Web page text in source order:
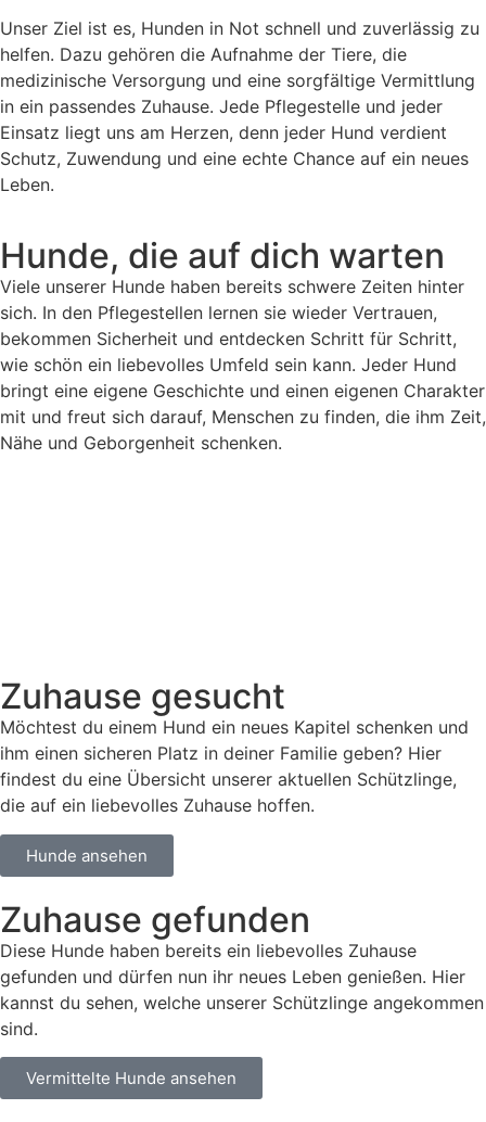
Unser Ziel ist es, Hunden in Not schnell und zuverlässig zu
helfen. Dazu gehören die Aufnahme der Tiere, die
medizinische Versorgung und eine sorgfältige Vermittlung
in ein passendes Zuhause. Jede Pflegestelle und jeder
Einsatz liegt uns am Herzen, denn jeder Hund verdient
Schutz, Zuwendung und eine echte Chance auf ein neues
Leben.
Hunde, die auf dich warten
Viele unserer Hunde haben bereits schwere Zeiten hinter
sich. In den Pflegestellen lernen sie wieder Vertrauen,
bekommen Sicherheit und entdecken Schritt für Schritt,
wie schön ein liebevolles Umfeld sein kann. Jeder Hund
bringt eine eigene Geschichte und einen eigenen Charakter
mit und freut sich darauf, Menschen zu finden, die ihm Zeit,
Nähe und Geborgenheit schenken.
Zuhause gesucht
Möchtest du einem Hund ein neues Kapitel schenken und
ihm einen sicheren Platz in deiner Familie geben? Hier
findest du eine Übersicht unserer aktuellen Schützlinge,
die auf ein liebevolles Zuhause hoffen.
Hunde ansehen
Zuhause gefunden
Diese Hunde haben bereits ein liebevolles Zuhause
gefunden und dürfen nun ihr neues Leben genießen. Hier
kannst du sehen, welche unserer Schützlinge angekommen
sind.
Vermittelte Hunde ansehen